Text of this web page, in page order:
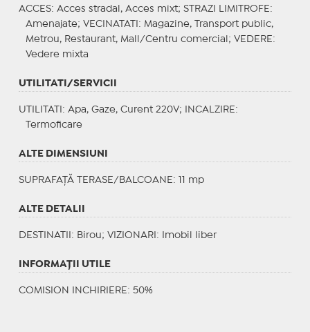
ACCES: Acces stradal, Acces mixt; STRAZI LIMITROFE :
Amenajate; VECINATATI : Magazine, Transport public,
Metrou, Restaurant, Mall/Centru comercial; VEDERE :
Vedere mixta
UTILITATI/SERVICII
UTILITATI : Apa, Gaze, Curent 220V; INCALZIRE :
Termoficare
ALTE DIMENSIUNI
SUPRAFAȚĂ TERASE/BALCOANE: 11 mp
ALTE DETALII
DESTINATII : Birou; VIZIONARI : Imobil liber
INFORMAŢII UTILE
COMISION INCHIRIERE: 50%